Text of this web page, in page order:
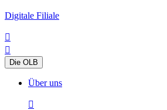
Digitale Filiale


Die OLB
Über uns
